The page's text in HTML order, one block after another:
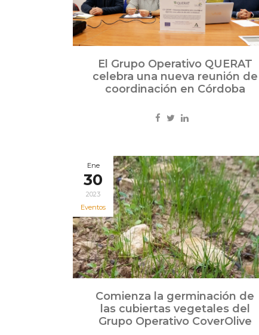
El Grupo Operativo QUERAT
celebra una nueva reunión de
coordinación en Córdoba
Ene
30
2023
Eventos
Comienza la germinación de
las cubiertas vegetales del
Grupo Operativo CoverOlive